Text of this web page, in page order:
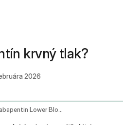
krvný tlak?
2026
Does Gabapentin Lower Blood Pressure